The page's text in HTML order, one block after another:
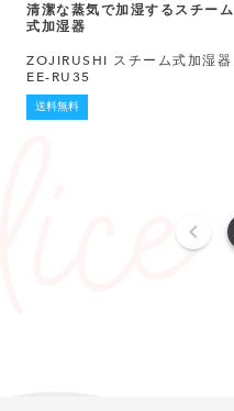
清潔な蒸気で加湿するスチーム
式加湿器
ZOJIRUSHI スチーム式加湿器
EE-RU35
送料無料